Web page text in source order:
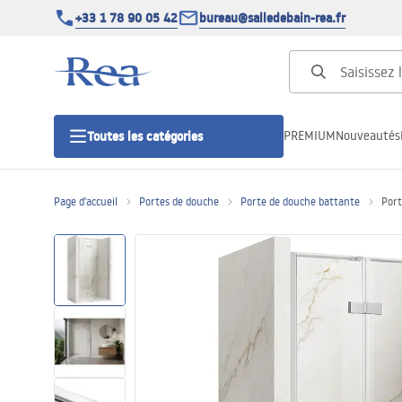
+33 1 78 90 05 42 bureau@salledebain-rea.fr
Toutes les catégories
Receveurs de douche
Caniveaux de douche
PREMIUMNouveautés
Page d'accueil Portes de douche Porte de douche battante